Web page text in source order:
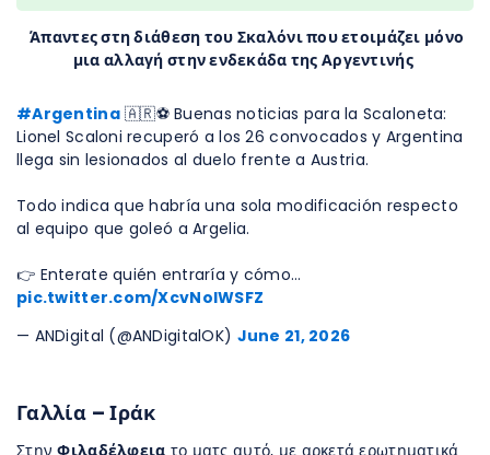
Άπαντες στη διάθεση του Σκαλόνι που ετοιμάζει μόνο
μια αλλαγή στην ενδεκάδα της Αργεντινής
#Argentina🇦🇷⚽ Buenas noticias para la Scaloneta:
Lionel Scaloni recuperó a los 26 convocados y Argentina
llega sin lesionados al duelo frente a Austria.
Todo indica que habría una sola modificación respecto
al equipo que goleó a Argelia.
👉 Enterate quién entraría y cómo…
pic.twitter.com/XcvNoIWSFZ
— ANDigital (@ANDigitalOK) June 21, 2026
Γαλλία – Ιράκ
ΣτηνΦιλαδέλφεια το ματς αυτό, με αρκετά ερωτηματικά